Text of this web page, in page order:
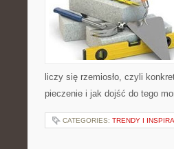
liczy się rzemiosło, czyli
pieczenie i jak dojść do tego
CATEGORIES: TRENDY I